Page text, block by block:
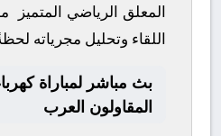
المعلق الرياضي المتميز
اللقاء وتحليل مجرياته
بث مباشر لمباراة
المقاولون العرب